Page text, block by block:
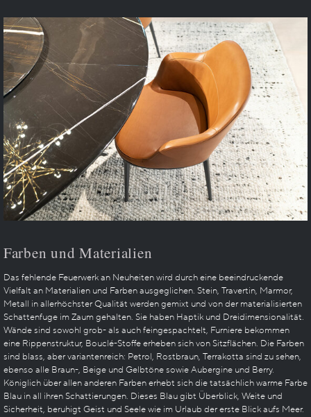
Farben und Materialien
Das fehlende Feuerwerk an Neuheiten wird durch eine beeindruckende
Vielfalt an Materialien und Farben ausgeglichen. Stein, Travertin, Marmor,
Metall in allerhöchster Qualität werden gemixt und von der materialisierten
Schattenfuge im Zaum gehalten. Sie haben Haptik und Dreidimensionalität.
Wände sind sowohl grob- als auch feingespachtelt, Furniere bekommen
eine Rippenstruktur, Bouclé-Stoffe erheben sich von Sitzflächen. Die Farben
sind blass, aber variantenreich: Petrol, Rostbraun, Terrakotta sind zu sehen,
ebenso alle Braun-, Beige und Gelbtöne sowie Aubergine und Berry.
Königlich über allen anderen Farben erhebt sich die tatsächlich warme Farbe
Blau in all ihren Schattierungen. Dieses Blau gibt Überblick, Weite und
Sicherheit, beruhigt Geist und Seele wie im Urlaub der erste Blick aufs Meer.